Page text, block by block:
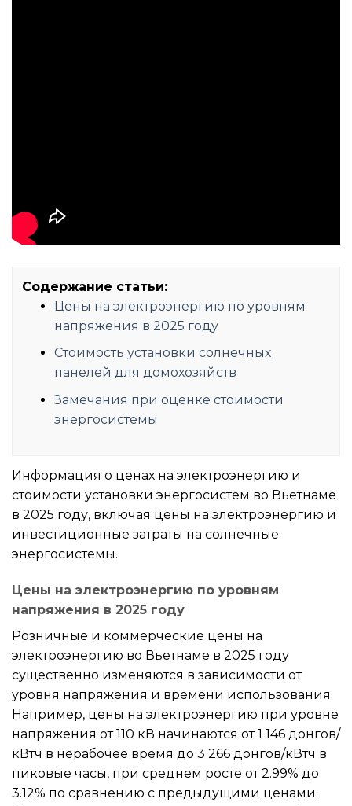
Содержание статьи:
Цены на электроэнергию по уровням
напряжения в 2025 году
Стоимость установки солнечных
панелей для домохозяйств
Замечания при оценке стоимости
энергосистемы
Информация о ценах на электроэнергию и
стоимости установки энергосистем во Вьетнаме
в 2025 году, включая цены на электроэнергию и
инвестиционные затраты на солнечные
энергосистемы.
Цены на электроэнергию по уровням
напряжения в 2025 году
Розничные и коммерческие цены на
электроэнергию во Вьетнаме в 2025 году
существенно изменяются в зависимости от
уровня напряжения и времени использования.
Например, цены на электроэнергию при уровне
напряжения от 110 кВ начинаются от 1 146 донгов/
кВтч в нерабочее время до 3 266 донгов/кВтч в
пиковые часы, при среднем росте от 2.99% до
3.12% по сравнению с предыдущими ценами.